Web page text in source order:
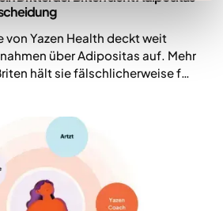
von Yazen Health deckt weit
über Adipositas auf. Mehr
hält sie fälschlicherweise für
an besserer Aufklärung und
Adipositasbehandlung.